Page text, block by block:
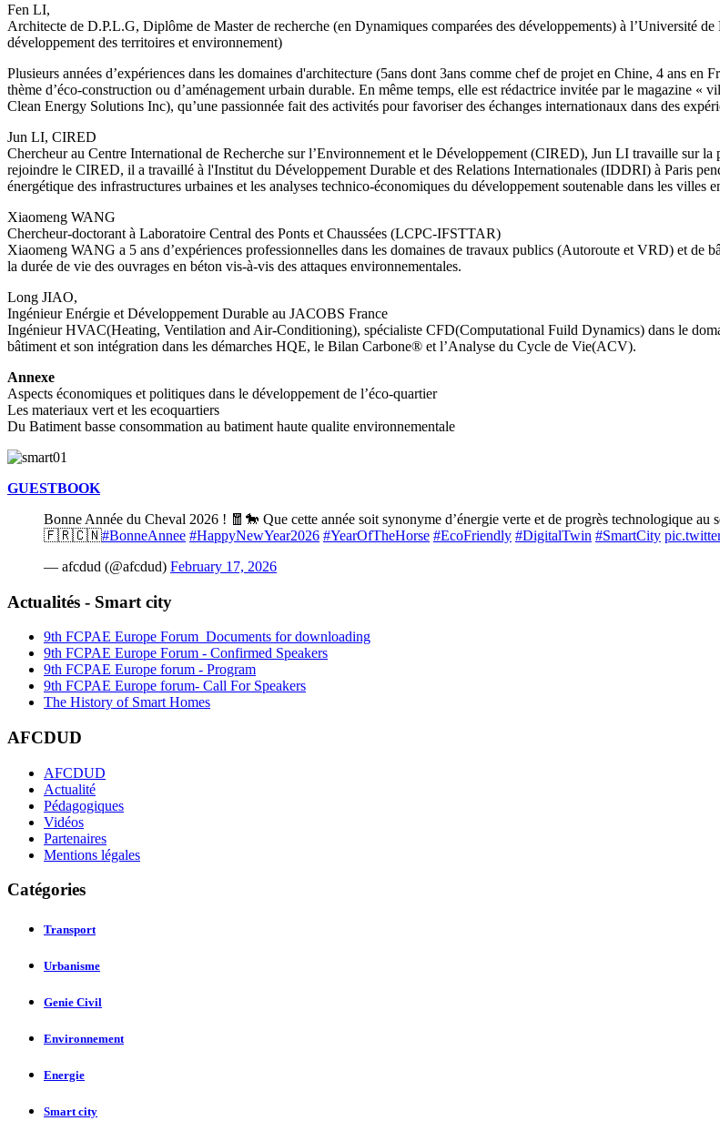
Fen LI,
Architecte de D.P.L.G, Diplôme de Master de recherche (en Dynamiques comparées des développements) à l’Université
développement des territoires et environnement)
Plusieurs années d’expériences dans les domaines d'architecture (5ans dont 3ans comme chef de projet en Chine, 4 ans
thème d’éco-construction ou d’aménagement urbain durable. En même temps, elle est rédactrice invitée par le magazine
Clean Energy Solutions Inc), qu’une passionnée fait des activités pour favoriser des échanges internationaux dans des
Jun LI, CIRED
Chercheur au Centre International de Recherche sur l’Environnement et le Développement (CIRED), Jun LI travaille sur
rejoindre le CIRED, il a travaillé à l'Institut du Développement Durable et des Relations Internationales (IDDRI) à Paris
énergétique des infrastructures urbaines et les analyses technico-économiques du développement soutenable dans les villes
Xiaomeng WANG
Chercheur-doctorant à Laboratoire Central des Ponts et Chaussées (LCPC-IFSTTAR)
Xiaomeng WANG a 5 ans d’expériences professionnelles dans les domaines de travaux publics (Autoroute et VRD) et de
la durée de vie des ouvrages en béton vis-à-vis des attaques environnementales.
Long JIAO,
Ingénieur Enérgie et Développement Durable au JACOBS France
Ingénieur HVAC(Heating, Ventilation and Air-Conditioning), spécialiste CFD(Computational Fuild Dynamics) dans le
bâtiment et son intégration dans les démarches HQE, le Bilan Carbone® et l’Analyse du Cycle de Vie(ACV).
Annexe
Aspects économiques et politiques dans le développement de l’éco-quartier
Les materiaux vert et les ecoquartiers
Du Batiment basse consommation au batiment haute qualite environnementale
GUESTBOOK
Bonne Année du Cheval 2026 ! 🧧🐎 Que cette année soit synonyme d’énergie verte et de progrès technologique
🇫🇷🇨🇳#BonneAnnee #HappyNewYear2026 #YearOfTheHorse #EcoFriendly #DigitalTwin #SmartCity
— afcdud (@afcdud) February 17, 2026
Actualités - Smart city
9th FCPAE Europe Forum_Documents for downloading
9th FCPAE Europe Forum - Confirmed Speakers
9th FCPAE Europe forum - Program
9th FCPAE Europe forum- Call For Speakers
The History of Smart Homes
AFCDUD
AFCDUD
Actualité
Pédagogiques
Vidéos
Partenaires
Mentions légales
Catégories
Transport
Urbanisme
Genie Civil
Environnement
Energie
Smart city